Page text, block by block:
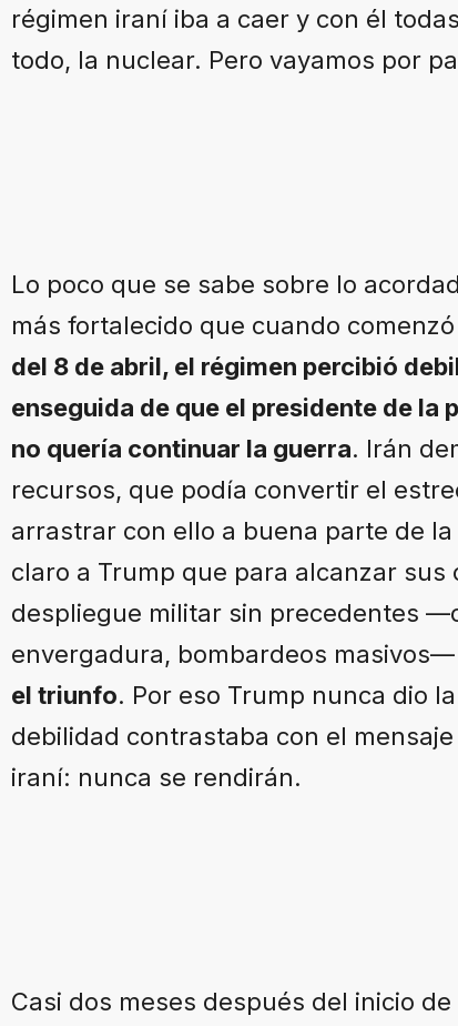
régimen iraní iba a caer y con él
todo, la nuclear. Pero vayamos por
Lo poco que se sabe sobre lo
más fortalecido que cuando
del 8 de abril, el régimen percibió
enseguida de que el presidente de
no quería continuar la guerra. Irán
recursos, que podía convertir el
arrastrar con ello a buena parte de
claro a Trump que para alcanzar sus
despliegue militar sin precedentes
envergadura, bombardeos masivos—
el triunfo. Por eso Trump nunca dio
debilidad contrastaba con el
iraní: nunca se rendirán.
Casi dos meses después del inicio